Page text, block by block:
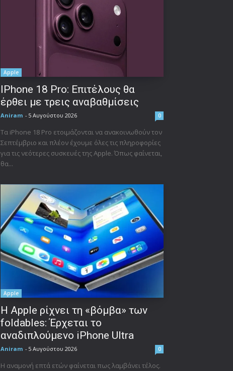
Apple
IPhone 18 Pro: Επιτέλους θα
έρθει με τρεις αναβαθμίσεις
Aniram - 5 Αυγούστου 2026 0
Τα iPhone 18 Pro ετοιμάζονται να ανακοινωθούν τον
Σεπτέμβριο και πλέον έχουμε όλες τις πληροφορίες
για τις νεότερες συσκευές της Apple. Όπως φαίνεται,
θα...
Apple
Η Apple ρίχνει τη «βόμβα» των
foldables: Έρχεται το
αναδιπλούμενο iPhone Ultra
Aniram - 5 Αυγούστου 2026 0
Η αναμονή επτά ετών φαίνεται πως λαμβάνει τέλος.